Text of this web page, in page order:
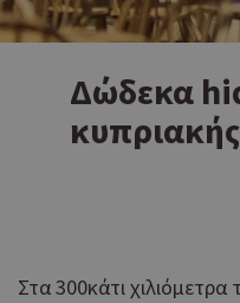
STORIES
Δώδεκα
Στα 300κάτι